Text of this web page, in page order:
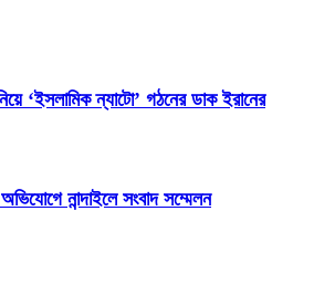
‘ইসলামিক ন্যাটো’ গঠনের ডাক ইরানের
নান্দাইলে সংবাদ সম্মেলন